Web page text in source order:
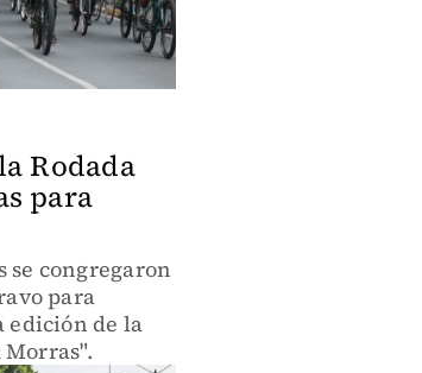
Rodada
para
se congregaron
para
edición de la
Morras".